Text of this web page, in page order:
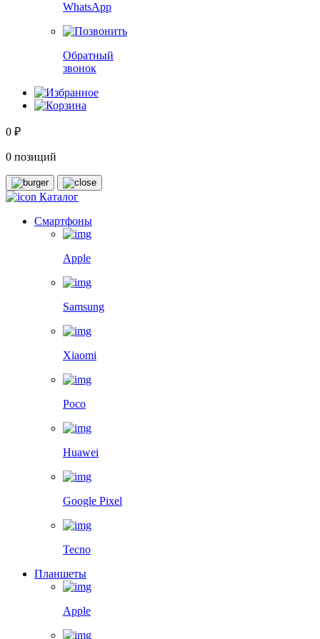
WhatsApp
Обратный
звонок
0 ₽
0 позиций
Каталог
Смартфоны
Apple
Samsung
Xiaomi
Poco
Huawei
Google Pixel
Tecno
Планшеты
Apple